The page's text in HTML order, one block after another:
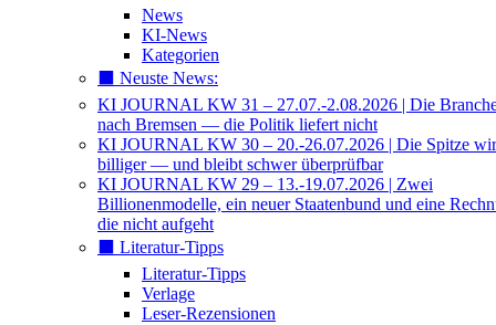
News
KI-News
Kategorien
⬛️ Neuste News:
KI JOURNAL KW 31 – 27.07.-2.08.2026 | Die
nach Bremsen — die Politik liefert nicht
KI JOURNAL KW 30 – 20.-26.07.2026 | Die Spitze
billiger — und bleibt schwer überprüfbar
KI JOURNAL KW 29 – 13.-19.07.2026 | Zwei
Billionenmodelle, ein neuer Staatenbund und eine
die nicht aufgeht
⬛️ Literatur-Tipps
Literatur-Tipps
Verlage
Leser-Rezensionen